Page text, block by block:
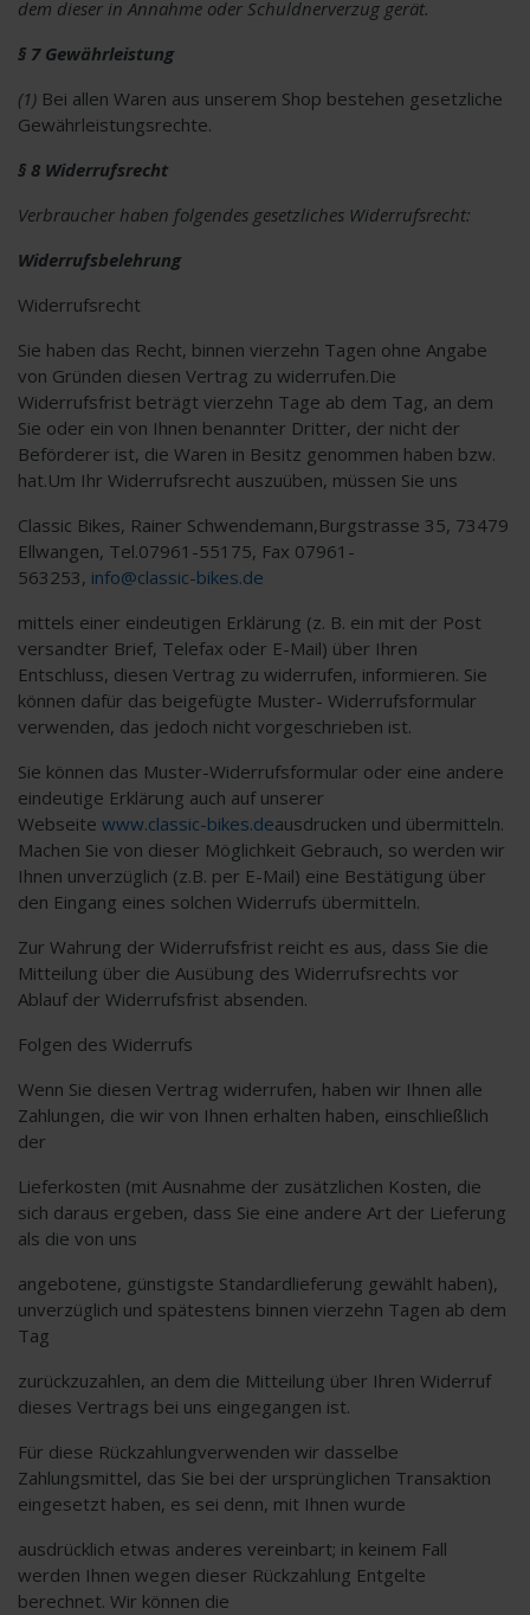
dem dieser in Annahme oder Schuldnerverzug gerät.
§ 7 Gewährleistung
(1) Bei allen Waren aus unserem Shop bestehen gesetzliche
Gewährleistungsrechte.
§ 8 Widerrufsrecht
Verbraucher haben folgendes gesetzliches Widerrufsrecht:
Widerrufsbelehrung
Widerrufsrecht
Sie haben das Recht, binnen vierzehn Tagen ohne Angabe
von Gründen diesen Vertrag zu widerrufen.Die
Widerrufsfrist beträgt vierzehn Tage ab dem Tag, an dem
Sie oder ein von Ihnen benannter Dritter, der nicht der
Beförderer ist, die Waren in Besitz genommen haben bzw.
hat.Um Ihr Widerrufsrecht auszuüben, müssen Sie uns
Classic Bikes, Rainer Schwendemann,Burgstrasse 35, 73479
Ellwangen, Tel.07961-55175, Fax 07961-
563253, info@classic-bikes.de
mittels einer eindeutigen Erklärung (z. B. ein mit der Post
versandter Brief, Telefax oder E-Mail) über Ihren
Entschluss, diesen Vertrag zu widerrufen, informieren. Sie
können dafür das beigefügte Muster- Widerrufsformular
verwenden, das jedoch nicht vorgeschrieben ist.
Sie können das Muster-Widerrufsformular oder eine andere
eindeutige Erklärung auch auf unserer
Webseite www.classic-bikes.deausdrucken und übermitteln.
Machen Sie von dieser Möglichkeit Gebrauch, so werden wir
Ihnen unverzüglich (z.B. per E-Mail) eine Bestätigung über
den Eingang eines solchen Widerrufs übermitteln.
Zur Wahrung der Widerrufsfrist reicht es aus, dass Sie die
Mitteilung über die Ausübung des Widerrufsrechts vor
Ablauf der Widerrufsfrist absenden.
Folgen des Widerrufs
Wenn Sie diesen Vertrag widerrufen, haben wir Ihnen alle
Zahlungen, die wir von Ihnen erhalten haben, einschließlich
der
Lieferkosten (mit Ausnahme der zusätzlichen Kosten, die
sich daraus ergeben, dass Sie eine andere Art der Lieferung
als die von uns
angebotene, günstigste Standardlieferung gewählt haben),
unverzüglich und spätestens binnen vierzehn Tagen ab dem
Tag
zurückzuzahlen, an dem die Mitteilung über Ihren Widerruf
dieses Vertrags bei uns eingegangen ist.
Für diese Rückzahlungverwenden wir dasselbe
Zahlungsmittel, das Sie bei der ursprünglichen Transaktion
eingesetzt haben, es sei denn, mit Ihnen wurde
ausdrücklich etwas anderes vereinbart; in keinem Fall
werden Ihnen wegen dieser Rückzahlung Entgelte
berechnet. Wir können die